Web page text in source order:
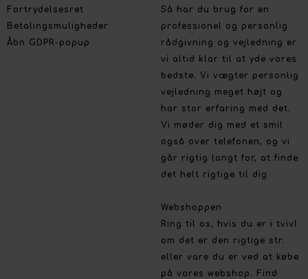
Fortrydelsesret
Betalingsmuligheder
Åbn GDPR-popup
Så har du brug for en
professionel og personlig
rådgivning og vejledning er
vi altid klar til at yde vores
bedste. Vi vægter personlig
vejledning meget højt og
har stor erfaring med det.
Vi møder dig med et smil
også over telefonen, og vi
går rigtig langt for, at finde
det helt rigtige til dig
Webshoppen
Ring til os, hvis du er i tvivl
om det er den rigtige str.
eller vare du er ved at købe
på vores webshop. Find